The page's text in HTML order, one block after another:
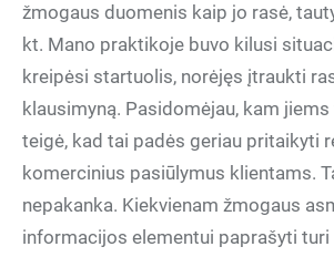
žmogaus duomenis kaip jo rasė,
kt. Mano praktikoje buvo kilusi
kreipėsi startuolis, norėjęs įtraukti
klausimyną. Pasidomėjau, kam
teigė, kad tai padės geriau pritaikyti
komercinius pasiūlymus klientams.
nepakanka. Kiekvienam žmogaus
informacijos elementui paprašyti turi